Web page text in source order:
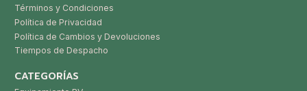
Términos y Condiciones
Política de Privacidad
Política de Cambios y Devoluciones
Tiempos de Despacho
CATEGORÍAS